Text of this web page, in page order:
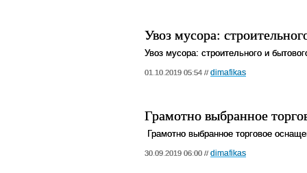
Увоз мусора:
Увоз мусора: строительного и
01.10.2019 05:54 // dimafikas
Грамотно выбранное
Грамотно выбранное торговое
30.09.2019 06:00 // dimafikas